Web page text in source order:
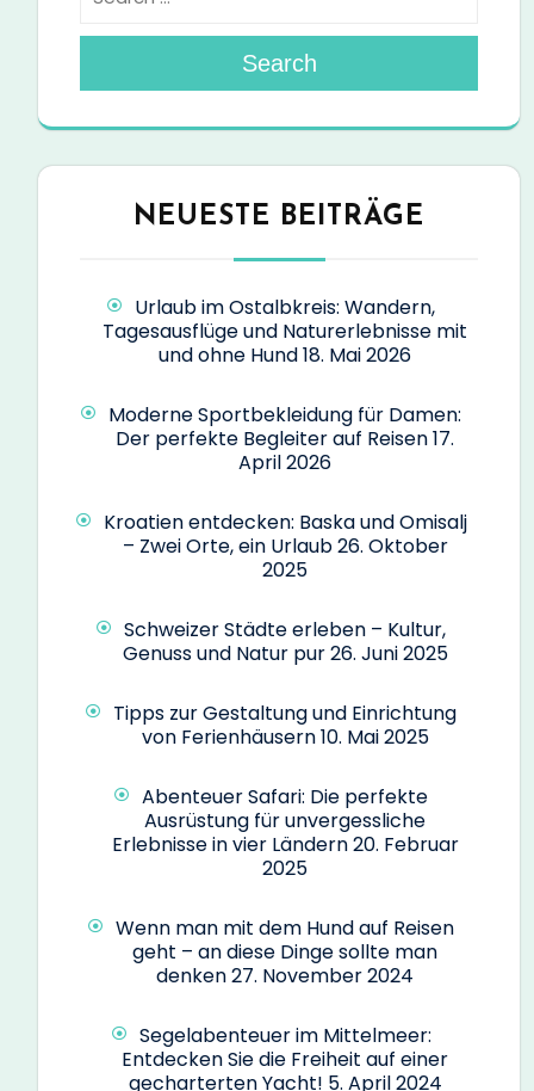
Search
NEUESTE BEITRÄGE
Urlaub im Ostalbkreis: Wandern,
Tagesausflüge und Naturerlebnisse mit
und ohne Hund18. Mai 2026
Moderne Sportbekleidung für Damen:
Der perfekte Begleiter auf Reisen17.
April 2026
Kroatien entdecken: Baska und Omisalj
– Zwei Orte, ein Urlaub26. Oktober
2025
Schweizer Städte erleben – Kultur,
Genuss und Natur pur26. Juni 2025
Tipps zur Gestaltung und Einrichtung
von Ferienhäusern10. Mai 2025
Abenteuer Safari: Die perfekte
Ausrüstung für unvergessliche
Erlebnisse in vier Ländern20. Februar
2025
Wenn man mit dem Hund auf Reisen
geht – an diese Dinge sollte man
denken27. November 2024
Segelabenteuer im Mittelmeer:
Entdecken Sie die Freiheit auf einer
gecharterten Yacht! 5. April 2024